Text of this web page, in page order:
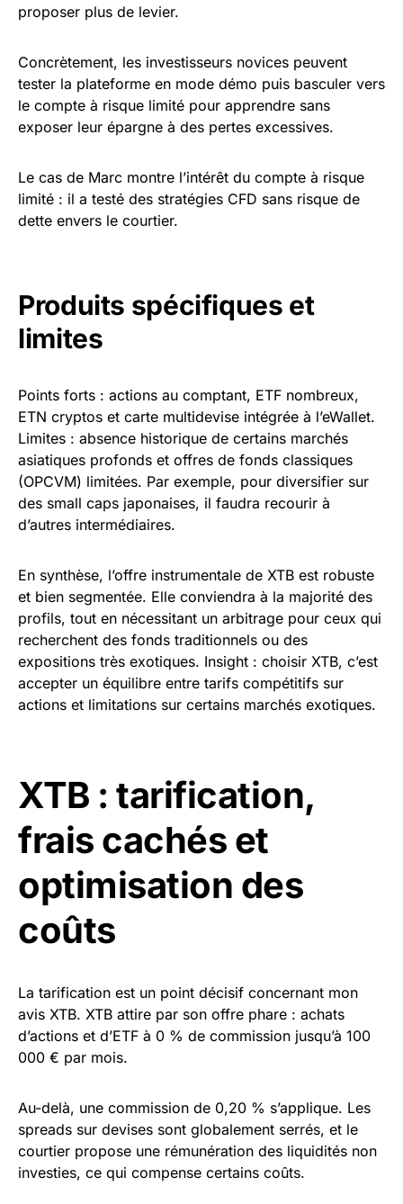
proposer plus de levier.
Concrètement, les investisseurs novices peuvent
tester la plateforme en mode démo puis basculer vers
le compte à risque limité pour apprendre sans
exposer leur épargne à des pertes excessives.
Le cas de Marc montre l’intérêt du compte à risque
limité : il a testé des stratégies CFD sans risque de
dette envers le courtier.
Produits spécifiques et
limites
Points forts : actions au comptant, ETF nombreux,
ETN cryptos et carte multidevise intégrée à l’eWallet.
Limites : absence historique de certains marchés
asiatiques profonds et offres de fonds classiques
(OPCVM) limitées. Par exemple, pour diversifier sur
des small caps japonaises, il faudra recourir à
d’autres intermédiaires.
En synthèse, l’offre instrumentale de XTB est robuste
et bien segmentée. Elle conviendra à la majorité des
profils, tout en nécessitant un arbitrage pour ceux qui
recherchent des fonds traditionnels ou des
expositions très exotiques. Insight : choisir XTB, c’est
accepter un équilibre entre tarifs compétitifs sur
actions et limitations sur certains marchés exotiques.
XTB : tarification,
frais cachés et
optimisation des
coûts
La tarification est un point décisif concernant mon
avis XTB. XTB attire par son offre phare : achats
d’actions et d’ETF à 0 % de commission jusqu’à 100
000 € par mois.
Au-delà, une commission de 0,20 % s’applique. Les
spreads sur devises sont globalement serrés, et le
courtier propose une rémunération des liquidités non
investies, ce qui compense certains coûts.